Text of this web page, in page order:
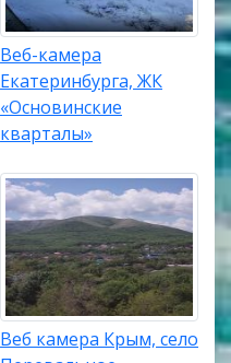
Веб-камера
Екатеринбурга, ЖК
«Основинские
кварталы»
Веб камера Крым, село